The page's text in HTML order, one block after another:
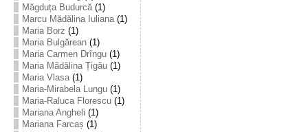
Măgduța Budurcă(1)
Marcu Mădălina Iuliana(1)
Maria Borz (1)
Maria Bulgărean(1)
Maria Carmen Drîngu(1)
Maria Mădălina Țigău(1)
Maria Vlasa(1)
Maria-Mirabela Lungu(1)
Maria-Raluca Florescu(1)
Mariana Angheli (1)
Mariana Farcaș (1)